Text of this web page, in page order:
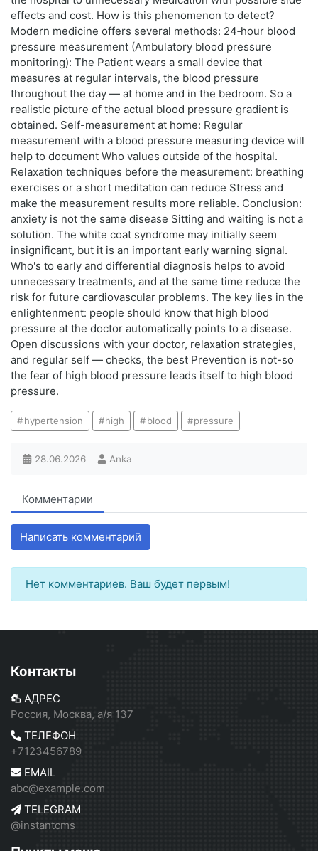
effects and cost. How is this phenomenon to detect?
Modern medicine offers several methods: 24‑hour blood
pressure measurement (Ambulatory blood pressure
monitoring): The Patient wears a small device that
measures at regular intervals, the blood pressure
throughout the day — at home and in the bedroom. So a
realistic picture of the actual blood pressure gradient is
obtained. Self-measurement at home: Regular
measurement with a blood pressure measuring device will
help to document Who values outside of the hospital.
Relaxation techniques before the measurement: breathing
exercises or a short meditation can reduce Stress and
make the measurement results more reliable. Conclusion:
anxiety is not the same disease Sitting and waiting is not a
solution. The white coat syndrome may initially seem
insignificant, but it is an important early warning signal.
Who's to early and differential diagnosis helps to avoid
unnecessary treatments, and at the same time reduce the
risk for future cardiovascular problems. The key lies in the
enlightenment: people should know that high blood
pressure at the doctor automatically points to a disease.
Open discussions with your doctor, relaxation strategies,
and regular self — checks, the best Prevention is not-so
the fear of high blood pressure leads itself to high blood
pressure.
hypertension high blood pressure
28.06.2026 Anka
Комментарии
Написать комментарий
Нет комментариев. Ваш будет первым!
Контакты
АДРЕС
Россия, Москва, а/я 137
ТЕЛЕФОН
+7123456789
EMAIL
abc@example.com
TELEGRAM
@instantcms